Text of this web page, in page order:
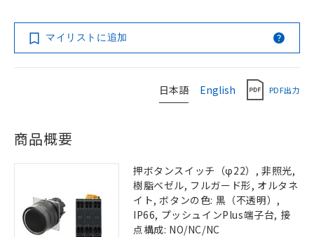
マイリストに追加
日本語 English PDF出力
商品概要
押ボタンスイッチ（φ22）, 非照光,
樹脂ベゼル, フルガード形, オルタネ
イト, ボタンの色: 黒（不透明）,
IP66, プッシュインPlus端子台, 接
点構成: NO/NC/NC